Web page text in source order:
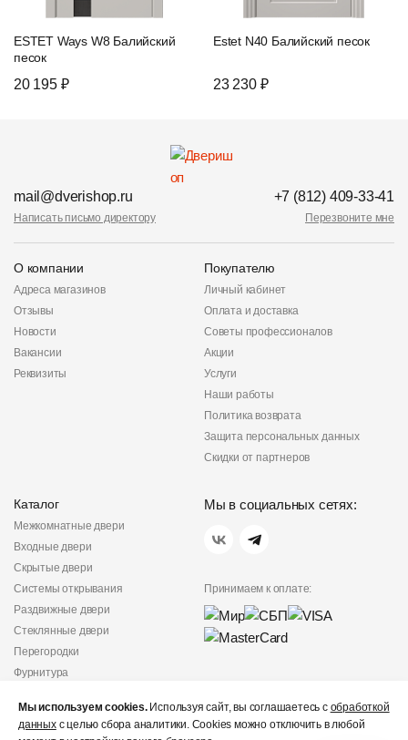
ESTET Ways W8 Балийский
песок
20 195 ₽
Estet N40 Балийский песок
23 230 ₽
mail@dverishop.ru
Написать письмо директору
+7 (812) 409-33-41
Перезвоните мне
О компании
Адреса магазинов
Отзывы
Новости
Вакансии
Реквизиты
Покупателю
Личный кабинет
Оплата и доставка
Советы профессионалов
Акции
Услуги
Наши работы
Политика возврата
Защита персональных данных
Скидки от партнеров
Каталог
Межкомнатные двери
Входные двери
Скрытые двери
Системы открывания
Раздвижные двери
Стеклянные двери
Перегородки
Фурнитура
Мы в социальных сетях:
Принимаем к оплате:
конфиденциальности
Не является публичной
Мы используем cookies.Используя сайт, вы соглашаетесь с обработкой
данныхс целью сбора аналитики. Cookies можно отключить в любой